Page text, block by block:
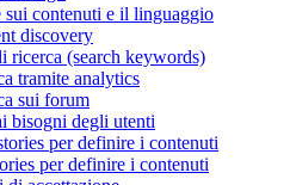
sui contenuti e il linguaggio
discovery
ricerca (search keywords)
tramite analytics
sui forum
bisogni degli utenti
per definire i contenuti
per definire i contenuti